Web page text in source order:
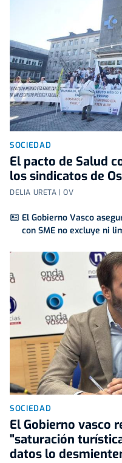
SOCIEDAD
El pacto de Salud
los sindicatos de
DELIA URETA | OV
El Gobierno Vasco
con SME no excluye ni
SOCIEDAD
El Gobierno vasco
"saturación
datos lo